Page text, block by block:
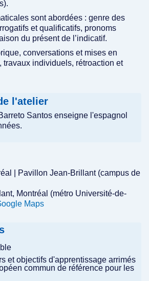
sont abordées : genre des
et qualificatifs, pronoms
du présent de l’indicatif.
conversations et mises en
travaux individuels, rétroaction et
l'atelier
Santos enseigne l'espagnol
| Pavillon Jean-Brillant (campus de
Montréal (métro Université-de-
Maps
et objectifs d'apprentissage arrimés
commun de référence pour les